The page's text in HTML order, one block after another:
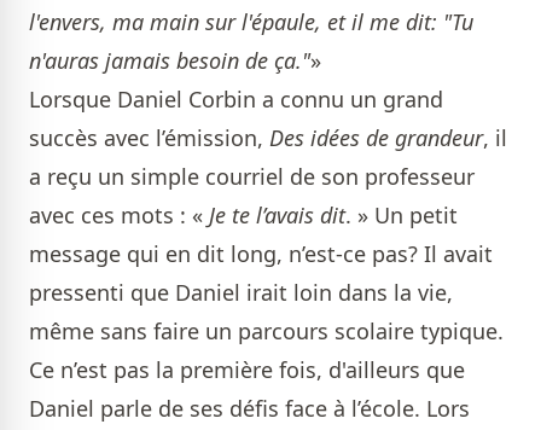
l'envers, ma main sur l'épaule, et il me dit: "Tu
n'auras jamais besoin de ça."»
Lorsque Daniel Corbin a connu un grand
succès avec l’émission, Des idées de grandeur, il
a reçu un simple courriel de son professeur
avec ces mots : « Je te l’avais dit. » Un petit
message qui en dit long, n’est-ce pas? Il avait
pressenti que Daniel irait loin dans la vie,
même sans faire un parcours scolaire typique.
Ce n’est pas la première fois, d'ailleurs que
Daniel parle de ses défis face à l’école. Lors